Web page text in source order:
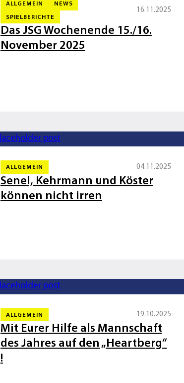
ALLGEMEIN NEWS
SPIELBERICHTE
16.11.2025
Das JSG Wochenende 15./16.
November 2025
ALLGEMEIN 04.11.2025
Senel, Kehrmann und Köster
können nicht irren
ALLGEMEIN 19.10.2025
Mit Eurer Hilfe als Mannschaft
des Jahres auf den „Heartberg“
!